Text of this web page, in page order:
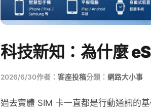
科技新知：為什麼
2026/6/30作者： 客座投稿分類： 網路大小事
過去實體 SIM 卡一直都是行動通訊的